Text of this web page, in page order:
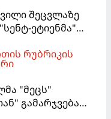
შეცვლაზე
ეტიენმა"
რუბრიკის
"მეცს"
გამარჯვება